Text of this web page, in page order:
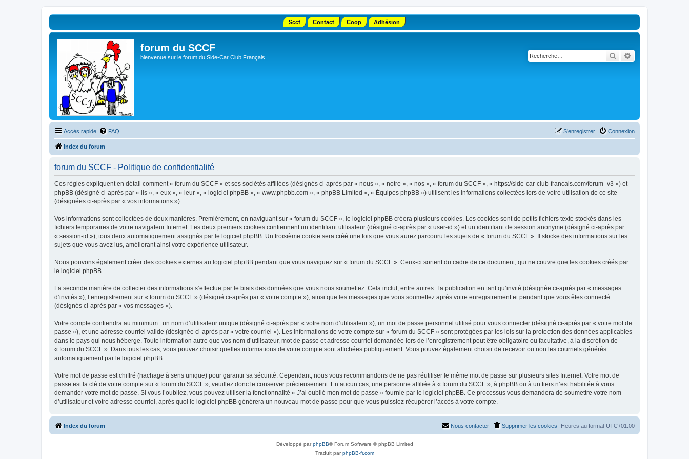
Sccf Contact Coop Adhésion
forum du SCCF
bienvenue sur le forum du Side-Car Club Français Rechercher
Accès rapide FAQ Connexion
S’enregistrer
Index du forum
forum du SCCF - Politique de confidentialité
Ces règles expliquent en détail comment « forum du SCCF » et ses sociétés affiliées (désignés ci-après par « nous », « notre », « nos », « forum du SCCF », « https://side-car-club-francais.com/forum_v3 ») et
phpBB (désigné ci-après par « ils », « eux », « leur », « logiciel phpBB », « www.phpbb.com », « phpBB Limited », « Équipes phpBB ») utilisent les informations collectées lors de votre utilisation de ce site
(désignées ci-après par « vos informations »).
Vos informations sont collectées de deux manières. Premièrement, en naviguant sur « forum du SCCF », le logiciel phpBB créera plusieurs cookies. Les cookies sont de petits fichiers texte stockés dans les
fichiers temporaires de votre navigateur Internet. Les deux premiers cookies contiennent un identifiant utilisateur (désigné ci-après par « user-id ») et un identifiant de session anonyme (désigné ci-après par
« session-id »), tous deux automatiquement assignés par le logiciel phpBB. Un troisième cookie sera créé une fois que vous aurez parcouru les sujets de « forum du SCCF ». Il stocke des informations sur les
sujets que vous avez lus, améliorant ainsi votre expérience utilisateur.
Nous pouvons également créer des cookies externes au logiciel phpBB pendant que vous naviguez sur « forum du SCCF ». Ceux-ci sortent du cadre de ce document, qui ne couvre que les cookies créés par
le logiciel phpBB.
La seconde manière de collecter des informations s’effectue par le biais des données que vous nous soumettez. Cela inclut, entre autres : la publication en tant qu’invité (désignée ci-après par « messages
d’invités »), l’enregistrement sur « forum du SCCF » (désigné ci-après par « votre compte »), ainsi que les messages que vous soumettez après votre enregistrement et pendant que vous êtes connecté
(désignés ci-après par « vos messages »).
Votre compte contiendra au minimum : un nom d’utilisateur unique (désigné ci-après par « votre nom d’utilisateur »), un mot de passe personnel utilisé pour vous connecter (désigné ci-après par « votre mot de
passe »), et une adresse courriel valide (désignée ci-après par « votre courriel »). Les informations de votre compte sur « forum du SCCF » sont protégées par les lois sur la protection des données applicables
dans le pays qui nous héberge. Toute information autre que vos nom d’utilisateur, mot de passe et adresse courriel demandée lors de l’enregistrement peut être obligatoire ou facultative, à la discrétion de
« forum du SCCF ». Dans tous les cas, vous pouvez choisir quelles informations de votre compte sont affichées publiquement. Vous pouvez également choisir de recevoir ou non les courriels générés
automatiquement par le logiciel phpBB.
Votre mot de passe est chiffré (hachage à sens unique) pour garantir sa sécurité. Cependant, nous vous recommandons de ne pas réutiliser le même mot de passe sur plusieurs sites Internet. Votre mot de
passe est la clé de votre compte sur « forum du SCCF », veuillez donc le conserver précieusement. En aucun cas, une personne affiliée à « forum du SCCF », à phpBB ou à un tiers n’est habilitée à vous
demander votre mot de passe. Si vous l’oubliez, vous pouvez utiliser la fonctionnalité « J’ai oublié mon mot de passe » fournie par le logiciel phpBB. Ce processus vous demandera de soumettre votre nom
d’utilisateur et votre adresse courriel, après quoi le logiciel phpBB générera un nouveau mot de passe pour que vous puissiez récupérer l’accès à votre compte.
Index du forum Heures au format UTC+01:00
Supprimer les cookies
Nous contacter
Développé parphpBB® Forum Software © phpBB Limited
Traduit parphpBB-fr.com